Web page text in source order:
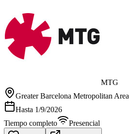
MTG
Greater Barcelona Metropolitan Area
Hasta 1/9/2026
Tiempo completo
Presencial